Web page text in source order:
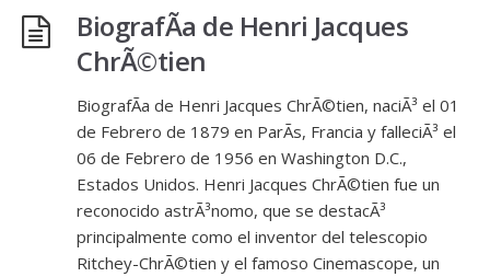
BiografÃ­a de Henri Jacques
ChrÃ©tien
BiografÃ­a de Henri Jacques ChrÃ©tien, naciÃ³ el 01
de Febrero de 1879 en ParÃ­s, Francia y falleciÃ³ el
06 de Febrero de 1956 en Washington D.C.,
Estados Unidos. Henri Jacques ChrÃ©tien fue un
reconocido astrÃ³nomo, que se destacÃ³
principalmente como el inventor del telescopio
Ritchey-ChrÃ©tien y el famoso Cinemascope, un